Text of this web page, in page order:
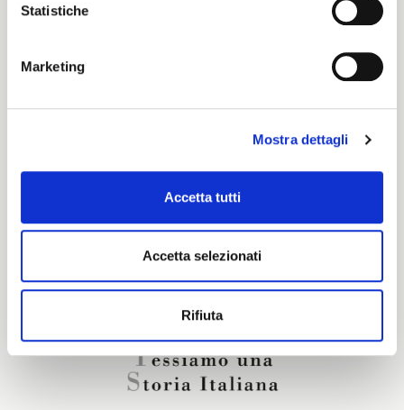
Statistiche
Marketing
Mostra dettagli
Accetta tutti
Accetta selezionati
Rifiuta
Are you interested in this fabric?
CONTACT OUR FINANCIAL ADVISOR